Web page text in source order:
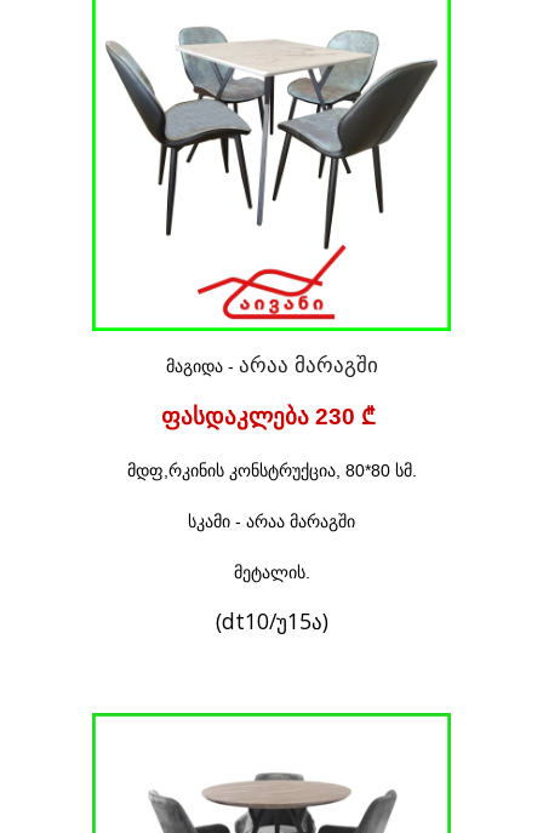
მაგიდა - არაა მარაგში
ფასდაკლება 230 ₾
მდფ,რკინის კონსტრუქცია, 80*80 სმ.
სკამი - არაა მარაგში
მეტალის.
(dt10/უ15ა)